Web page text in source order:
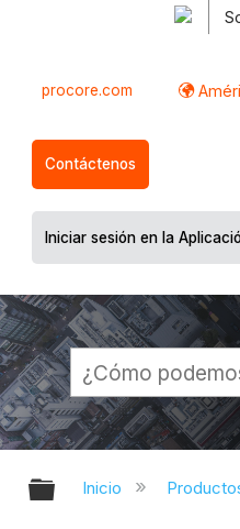
procore.com
Contáctenos
Iniciar sesión en la
Expandir/
Inicio